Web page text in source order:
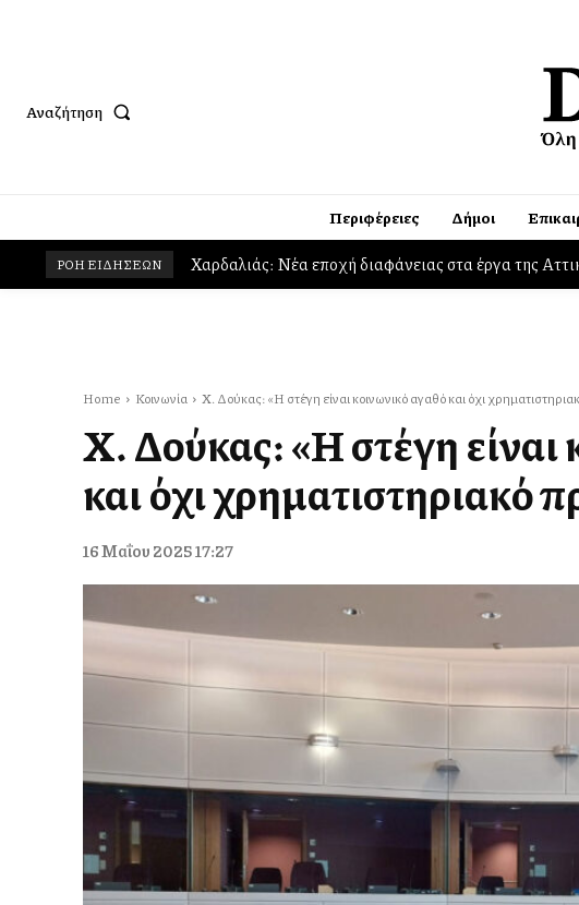
Αναζήτηση
Περιφέρειες Δήμοι
ΡΟΗ ΕΙΔΗΣΕΩΝ Χαρδαλιάς: Νέα εποχή διαφάνειας στα έργα της
Παρών στις φωτιές στο Πόρτο Γερμενό, Ψάθα και
Home Κοινωνία Χ. Δούκας: «Η στέγη είναι κοινωνικό αγαθό και όχι
Χ. Δούκας: «Η στέγη είναι
και όχι χρηματιστηριακό
16 Μαΐου 2025 17:27